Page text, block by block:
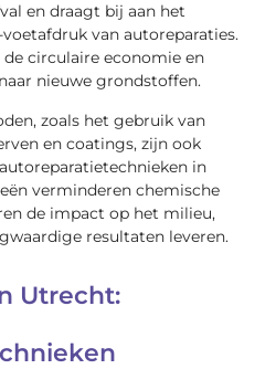
en draagt bij aan het
van autoreparaties.
circulaire economie en
nieuwe grondstoffen.
zoals het gebruik van
en coatings, zijn ook
in
verminderen chemische
de impact op het milieu,
resultaten leveren.
Utrecht: